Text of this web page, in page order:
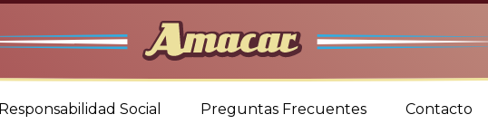
Responsabilidad Social Preguntas Frecuentes Contacto